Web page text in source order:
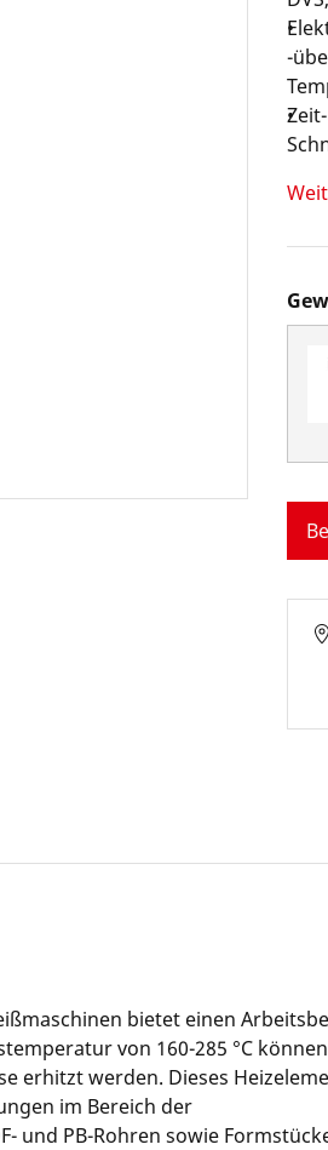
-
bietet einen
von 160-285 °C können
erhitzt werden. Dieses
im Bereich der
und PB-Rohren sowie